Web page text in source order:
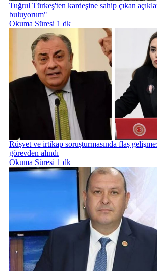
Tuğrul Türkeş'ten kardeşine sahip çıkan
buluyorum"
Okuma Süresi 1 dk
Rüşvet ve irtikap soruşturmasında flaş
görevden alındı
Okuma Süresi 1 dk